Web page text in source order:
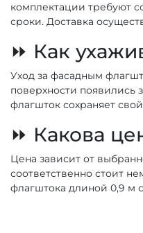
комплектации требуют
сроки. Доставка
⏩ Как
Уход за фасадным
поверхности появились
флагшток сохраняет
⏩ Какова
Цена зависит от
соответственно стоит
флагштока длиной 0,9 м